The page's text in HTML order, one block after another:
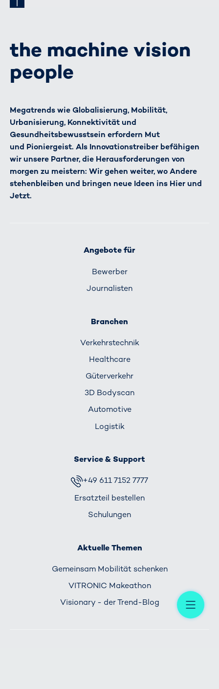
the machine vision
people
Megatrends wie Globalisierung, Mobilität,
Urbanisierung, Konnektivität und
Gesundheitsbewusstsein erfordern Mut
und Pioniergeist. Als Innovationstreiber befähigen
wir unsere Partner, die Herausforderungen von
morgen zu meistern: Wir gehen weiter, wo Andere
stehenbleiben und bringen neue Ideen ins Hier und
Jetzt.
Angebote für
Bewerber
Journalisten
Branchen
Verkehrs­technik
Healthcare
Güterverkehr
3D Bodyscan
Automotive
Logistik
Service & Support
+49 611 7152 7777
Ersatzteil bestellen
Schulungen
Aktuelle Themen
Gemeinsam Mobilität schenken
VITRONIC Makeathon
Visionary - der Trend-Blog